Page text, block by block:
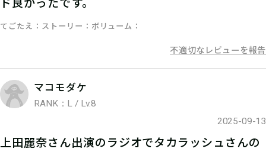
てごたえ ストーリー ボリューム
不適切なレビューを報告
マコモダケ
RANK：L / Lv.8
2025-09-13
上田麗奈さん出演のラジオでタカラッシュさんの